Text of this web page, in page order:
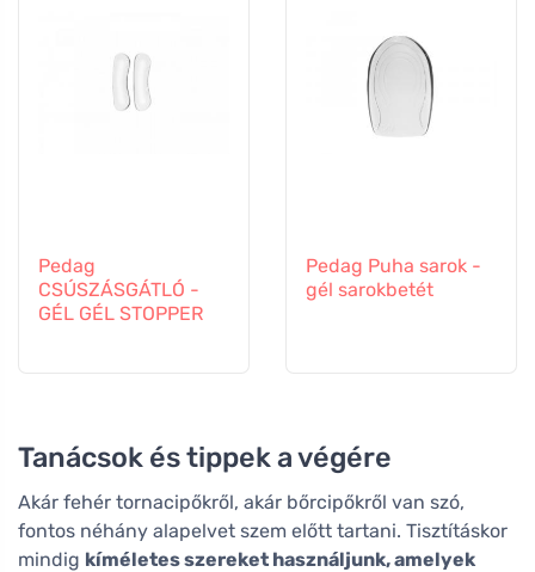
Pedag
CSÚSZÁSGÁTLÓ -
GÉL GÉL STOPPER
Pedag Puha sarok -
gél sarokbetét
Tanácsok és tippek a végére
Akár fehér tornacipőkről, akár bőrcipőkről van szó,
fontos néhány alapelvet szem előtt tartani. Tisztításkor
mindig kíméletes szereket használjunk, amelyek